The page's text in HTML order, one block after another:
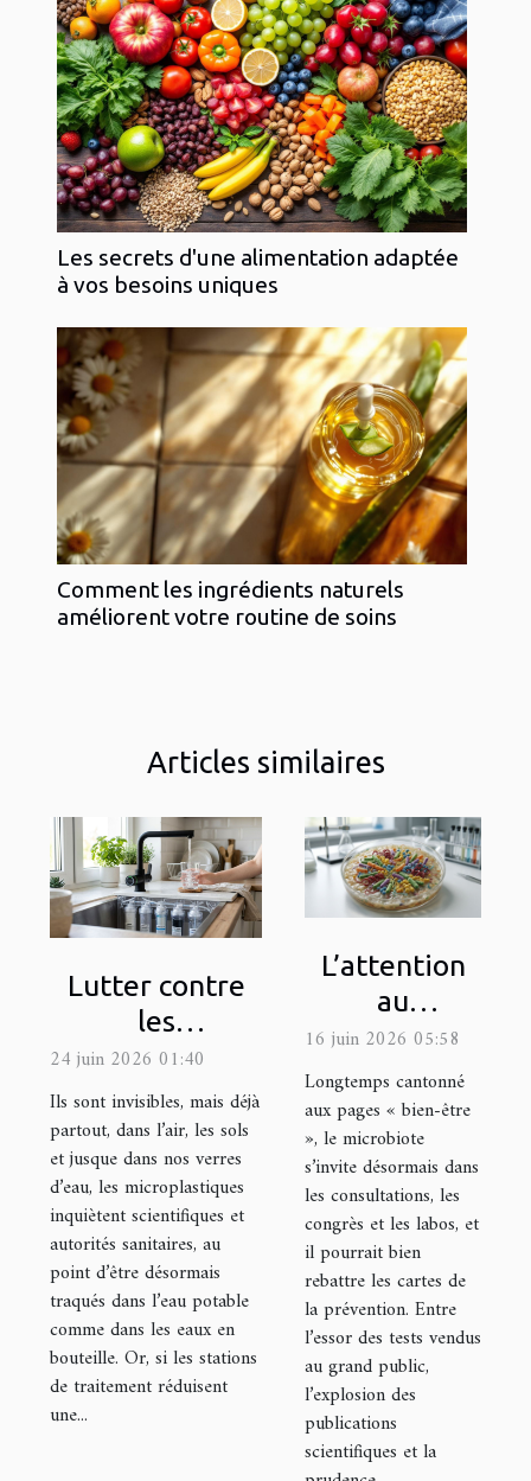
Les secrets d'une alimentation adaptée
à vos besoins uniques
Comment les ingrédients naturels
améliorent votre routine de soins
Articles similaires
Lutter contre
les
microplastiques
à la maison :
quels filtres
choisir ?
24 juin 2026 01:40
Ils sont invisibles, mais déjà
partout, dans l’air, les sols
et jusque dans nos verres
d’eau, les microplastiques
inquiètent scientifiques et
autorités sanitaires, au
point d’être désormais
traqués dans l’eau potable
comme dans les eaux en
bouteille. Or, si les stations
de traitement réduisent
une...
L’attention
au
microbiote,
prochaine
grande
révolution
santé ?
16 juin 2026 05:58
Longtemps cantonné
aux pages « bien-être
», le microbiote
s’invite désormais dans
les consultations, les
congrès et les labos, et
il pourrait bien
rebattre les cartes de
la prévention. Entre
l’essor des tests vendus
au grand public,
l’explosion des
publications
scientifiques et la